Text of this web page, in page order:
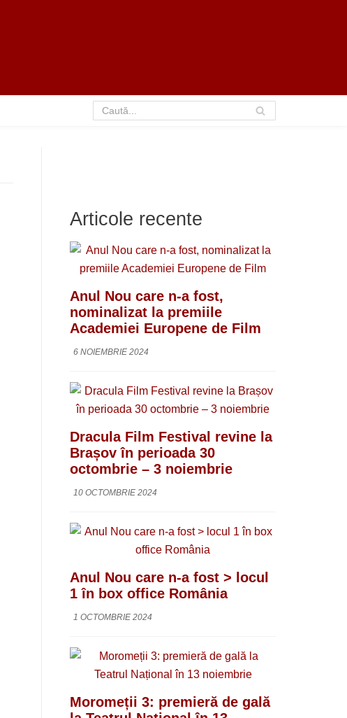
Articole recente
Anul Nou care n-a fost,
nominalizat la premiile
Academiei Europene de Film
6 NOIEMBRIE 2024
Dracula Film Festival revine la
Brașov în perioada 30
octombrie – 3 noiembrie
10 OCTOMBRIE 2024
Anul Nou care n-a fost > locul
1 în box office România
1 OCTOMBRIE 2024
Moromeții 3: premieră de gală